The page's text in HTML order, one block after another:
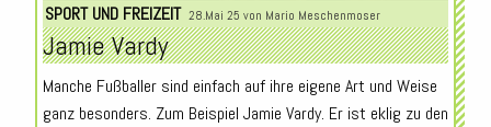
SPORT UND FREIZEIT 28.Mai 25 von Mario Meschenmoser
Jamie Vardy
Manche Fußballer sind einfach auf ihre eigene Art und Weise
ganz besonders. Zum Beispiel Jamie Vardy. Er ist eklig zu den